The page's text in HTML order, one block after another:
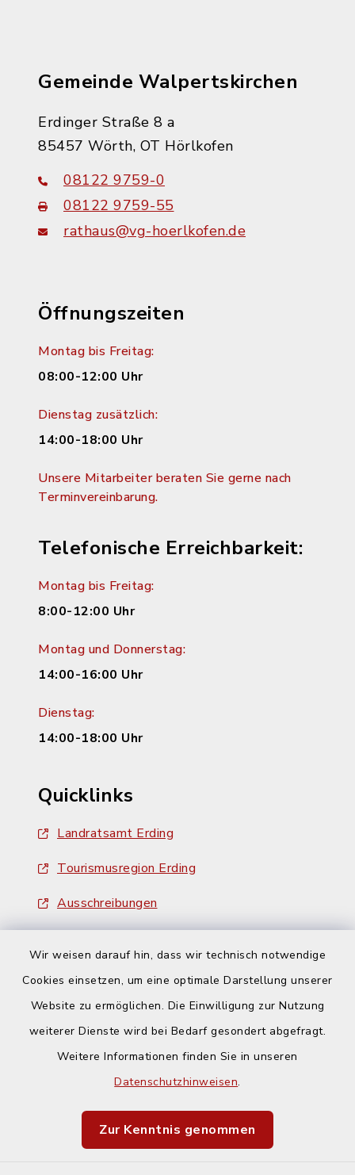
Wir weisen darauf hin, dass wir technisch notwendige
Cookies einsetzen, um eine optimale Darstellung unserer
Website zu ermöglichen. Die Einwilligung zur Nutzung
weiterer Dienste wird bei Bedarf gesondert abgefragt.
Weitere Informationen finden Sie in unseren
Datenschutzhinweisen.
Zur Kenntnis genommen
Gemeinde Walpertskirchen
Erdinger Straße 8 a
85457 Wörth, OT Hörlkofen
08122 9759-0
08122 9759-55
rathaus@vg-hoerlkofen.de
Öffnungszeiten
Montag bis Freitag:
08:00-12:00 Uhr
Dienstag zusätzlich:
14:00-18:00 Uhr
Unsere Mitarbeiter beraten Sie gerne nach
Terminvereinbarung.
Telefonische Erreichbarkeit:
Montag bis Freitag:
8:00-12:00 Uhr
Montag und Donnerstag:
14:00-16:00 Uhr
Dienstag:
14:00-18:00 Uhr
Quicklinks
Landratsamt Erding
Tourismusregion Erding
Ausschreibungen
Barrierefreiheit
Impressum